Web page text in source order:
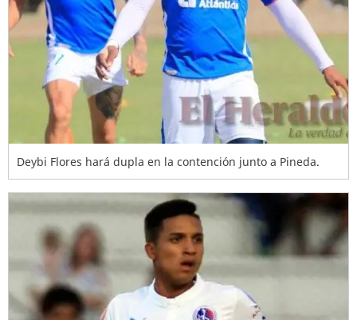
Deybi Flores hará dupla en la contención junto a Pineda.